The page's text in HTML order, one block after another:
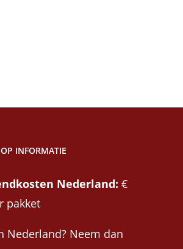
INFORMATIE
Nederland: €
pakket
Nederland? Neem dan